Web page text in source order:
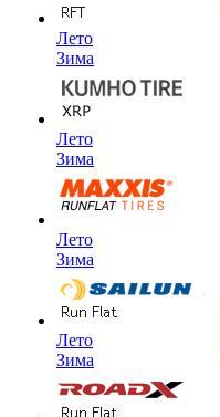
Лето
Зима
Лето
Зима
Лето
Зима
Лето
Зима